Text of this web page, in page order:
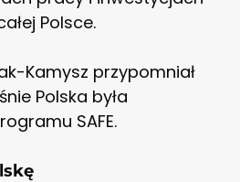
Polsce.
Kamysz przypomniał
Polska była
SAFE.